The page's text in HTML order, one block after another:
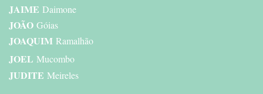
JAIME Daimone
JOÃO Góias
JOAQUIM Ramalhão
JOEL Mucombo
JUDITE Meireles